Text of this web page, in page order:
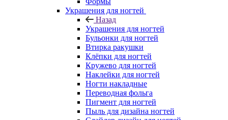
Украшения для ногтей
Назад
Украшения для ногтей
Бульонки для ногтей
Втирка ракушки
Клёпки для ногтей
Кружево для ногтей
Наклейки для ногтей
Ногти накладные
Переводная фольга
Пигмент для ногтей
Пыль для дизайна ногтей